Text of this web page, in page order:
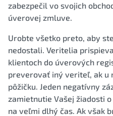
zabezpečil vo svojich
úverovej zmluve.
Urobte všetko preto, aby
nedostali. Veritelia
klientoch do úverových
preverovať iný veriteľ, ak u
pôžičku. Jeden negatívny
zamietnutie Vašej žiadosti
na veľmi dlhý čas. Ak však